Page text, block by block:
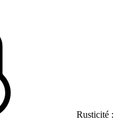
Rusticité :